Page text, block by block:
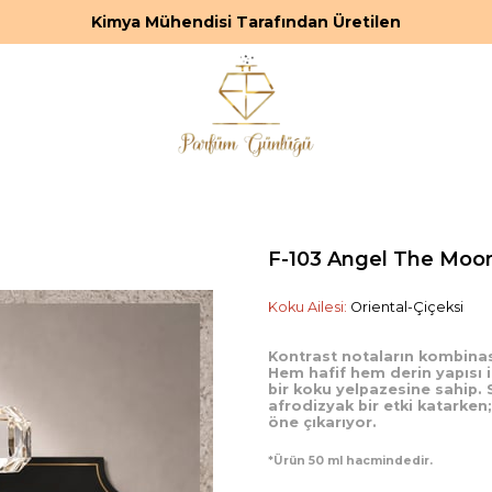
Kimya Mühendisi Tarafından Üretilen
F-103 Angel The
Koku Ailesi: Oriental-Çiçeksi
Kontrast notaların
Hem hafif hem derin yapısı
bir koku yelpazesine sahip.
afrodizyak bir etki
öne çıkarıyor.
*Ürün 50 ml hacmindedir.